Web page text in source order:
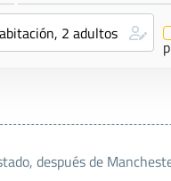
después de